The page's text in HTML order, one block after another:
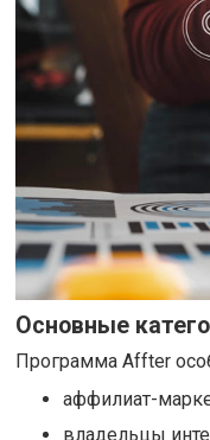
Основные
Программа Affter
аффилиат-
владельцы